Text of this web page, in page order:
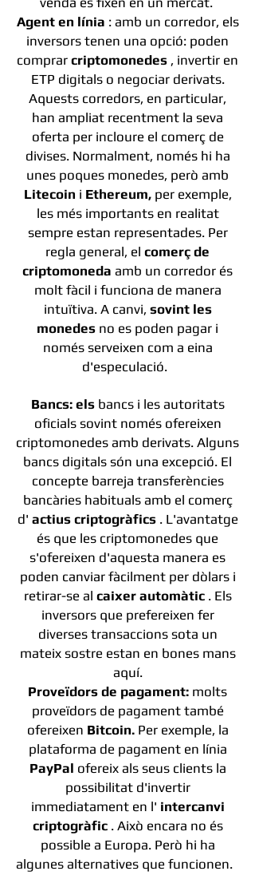
Agent en línia : amb un corredor, els
inversors tenen una opció: poden
comprar criptomonedes , invertir en
ETP digitals o negociar derivats.
Aquests corredors, en particular,
han ampliat recentment la seva
oferta per incloure el comerç de
divises. Normalment, només hi ha
unes poques monedes, però amb
Litecoin i Ethereum,per exemple,
les més importants en realitat
sempre estan representades. Per
regla general, el comerç de
criptomoneda amb un corredor és
molt fàcil i funciona de manera
intuïtiva. A canvi, sovint les
monedes no es poden pagar i
només serveixen com a eina
d'especulació.
Bancs: elsbancs i les autoritats
oficials sovint només ofereixen
criptomonedes amb derivats. Alguns
bancs digitals són una excepció. El
concepte barreja transferències
bancàries habituals amb el comerç
d' actius criptogràfics. L'avantatge
és que les criptomonedes que
s'ofereixen d'aquesta manera es
poden canviar fàcilment per dòlars i
retirar-se al caixer automàtic. Els
inversors que prefereixen fer
diverses transaccions sota un
mateix sostre estan en bones mans
aquí.
Proveïdors de pagament: molts
proveïdors de pagament també
ofereixen Bitcoin.Per exemple, la
plataforma de pagament en línia
PayPal ofereix als seus clients la
possibilitat d'invertir
immediatament en l' intercanvi
criptogràfic. Això encara no és
possible a Europa. Però hi ha
algunes alternatives que funcionen.